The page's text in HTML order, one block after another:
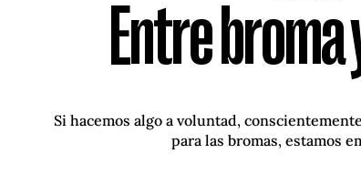
Entre
Si hacemos algo a voluntad,
para las bromas, estamos